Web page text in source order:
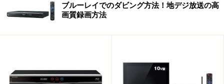
ブルーレイでのダビング方法！地デジ放送の高
画質録画方法